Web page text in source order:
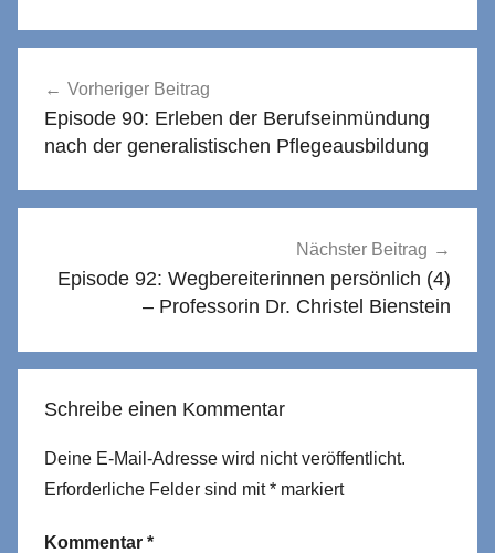
Vorheriger Beitrag
Episode 90: Erleben der Berufseinmündung
nach der generalistischen Pflegeausbildung
Nächster Beitrag
Episode 92: Wegbereiterinnen persönlich (4)
– Professorin Dr. Christel Bienstein
Schreibe einen Kommentar
Deine E-Mail-Adresse wird nicht veröffentlicht.
Erforderliche Felder sind mit* markiert
Kommentar *